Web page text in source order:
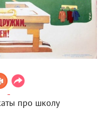
про школу